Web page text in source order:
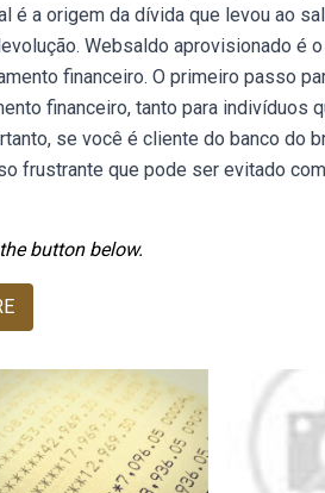
é a origem da dívida que levou ao
Websaldo aprovisionado é
financeiro. O primeiro passo
financeiro, tanto para indivíduos
se você é cliente do banco do
frustrante que pode ser evitado
button below.